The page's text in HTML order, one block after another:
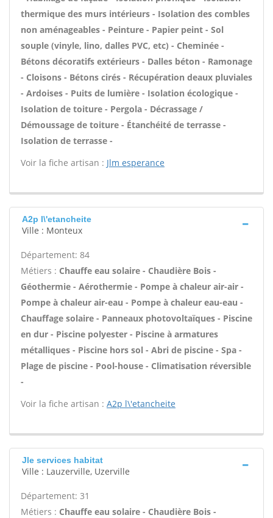
thermique des murs intérieurs - Isolation des combles
non aménageables - Peinture - Papier peint - Sol
souple (vinyle, lino, dalles PVC, etc) - Cheminée -
Bétons décoratifs extérieurs - Dalles béton - Ramonage
- Cloisons - Bétons cirés - Récupération deaux pluviales
- Ardoises - Puits de lumière - Isolation écologique -
Isolation de toiture - Pergola - Décrassage /
Démoussage de toiture - Étanchéité de terrasse -
Isolation de terrasse -
Voir la fiche artisan : Jlm esperance
A2p l\'etancheite
Ville : Monteux
Département: 84
Métiers : Chauffe eau solaire - Chaudière Bois -
Géothermie - Aérothermie - Pompe à chaleur air-air -
Pompe à chaleur air-eau - Pompe à chaleur eau-eau -
Chauffage solaire - Panneaux photovoltaïques - Piscine
en dur - Piscine polyester - Piscine à armatures
métalliques - Piscine hors sol - Abri de piscine - Spa -
Plage de piscine - Pool-house - Climatisation réversible
-
Voir la fiche artisan : A2p l\'etancheite
Jle services habitat
Ville : Lauzerville, Uzerville
Département: 31
Métiers : Chauffe eau solaire - Chaudière Bois -